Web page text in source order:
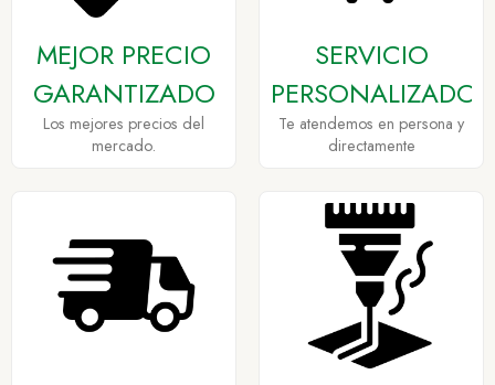
MEJOR PRECIO
GARANTIZADO
Los mejores precios del
mercado.
SERVICIO
PERSONALIZADO
Te atendemos en persona y
directamente